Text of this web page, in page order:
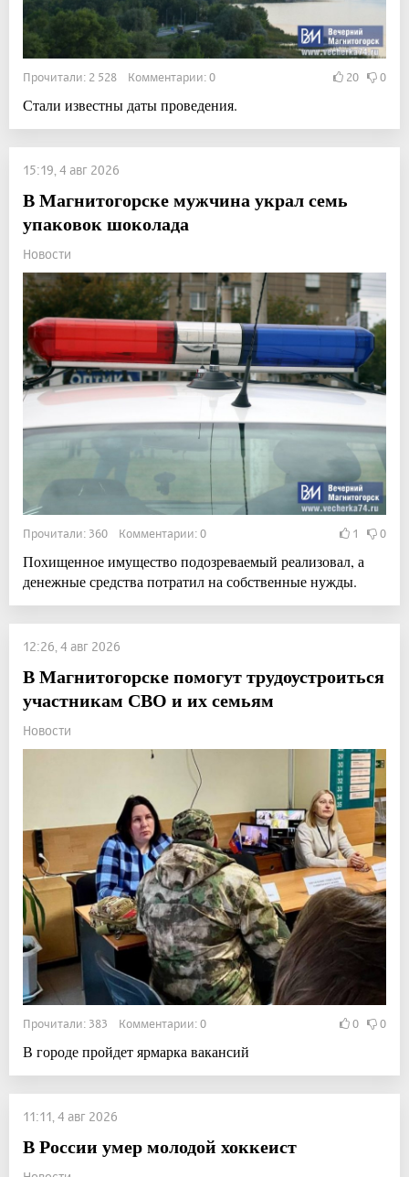
Прочитали: 2 528 Комментарии: 0 20 0
Стали известны даты проведения.
15:19, 4 авг 2026
В Магнитогорске мужчина украл семь
упаковок шоколада
Новости
Прочитали: 360 Комментарии: 0 1 0
Похищенное имущество подозреваемый реализовал, а
денежные средства потратил на собственные нужды.
12:26, 4 авг 2026
В Магнитогорске помогут трудоустроиться
участникам СВО и их семьям
Новости
Прочитали: 383 Комментарии: 0 0 0
В городе пройдет ярмарка вакансий
11:11, 4 авг 2026
В России умер молодой хоккеист